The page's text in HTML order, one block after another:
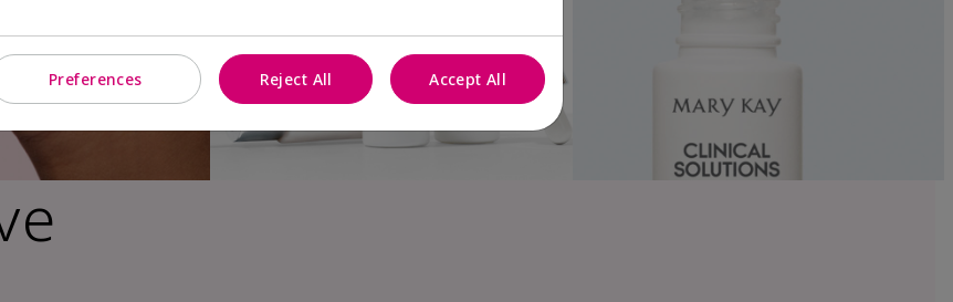
Preferences Reject All Accept All